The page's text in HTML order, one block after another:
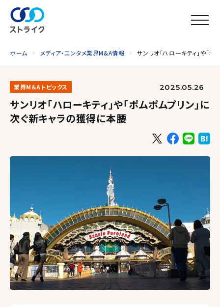
ホーム メディア・エンタメ業界M&A情報 サンリオ「ハローキティ」や「
業界M＆Aトピックス 2025.05.26
サンリオ「ハローキティ」や「ポムポムプリン」に
次ぐ新キャラの獲得に本腰